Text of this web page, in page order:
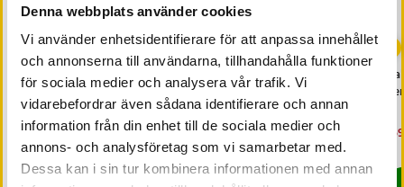
Denna webbplats använder cookies
Vi använder enhetsidentifierare för att anpassa innehållet
och annonserna till användarna, tillhandahålla funktioner
för sociala medier och analysera vår trafik. Vi
vidarebefordrar även sådana identifierare och annan
information från din enhet till de sociala medier och
annons- och analysföretag som vi samarbetar med.
Dessa kan i sin tur kombinera informationen med annan
Batteri till Batteripaket
för Custom Battery Pack
OEM-130
Pris:69 kr
69 kr
Varan finns i vårt fjärrlager, förväntas skickas inom 20-25 arbetsdagar
Skärhuvud SH30 till
Philips rakapparat S1000
/ S2000 / S3000 / S4000
Pris:99 kr
99 kr
I lager, levereras inom 1-2 vardagar